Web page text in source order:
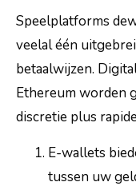
Speelplatforms
veelal één
betaalwijzen.
Ethereum worden
discretie plus
E-wallets
tussen uw